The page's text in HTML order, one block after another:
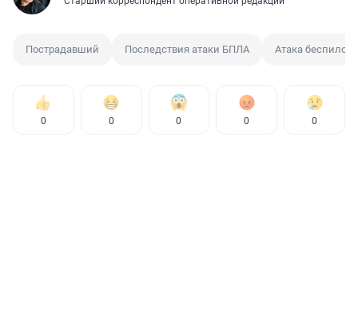
Пострадавший Последствия атаки БПЛА Атака
0 0 0 0 0